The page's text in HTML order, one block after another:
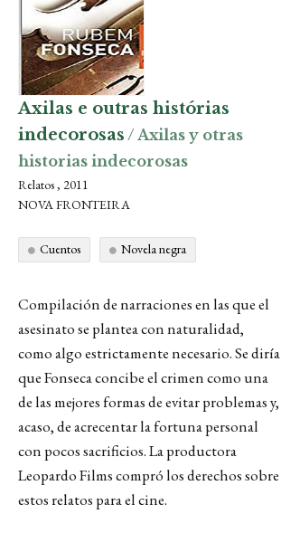
Axilas e outras histórias
indecorosas / Axilas y otras
historias indecorosas
Relatos , 2011
NOVA FRONTEIRA
Cuentos Novela negra
Compilación de narraciones en las que el
asesinato se plantea con naturalidad,
como algo estrictamente necesario. Se diría
que Fonseca concibe el crimen como una
de las mejores formas de evitar problemas y,
acaso, de acrecentar la fortuna personal
con pocos sacrificios. La productora
Leopardo Films compró los derechos sobre
estos relatos para el cine.